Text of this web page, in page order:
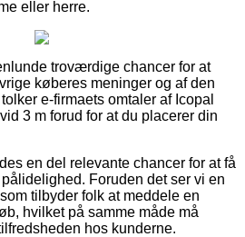
eller herre.
troværdige chancer for at
køberes meninger og af den
e-firmaets omtaler af Icopal
3 m forud for at du placerer din
en del relevante chancer for at få
Foruden det ser vi en
tilbyder folk at meddele en
hvilket på samme måde må
hos kunderne.